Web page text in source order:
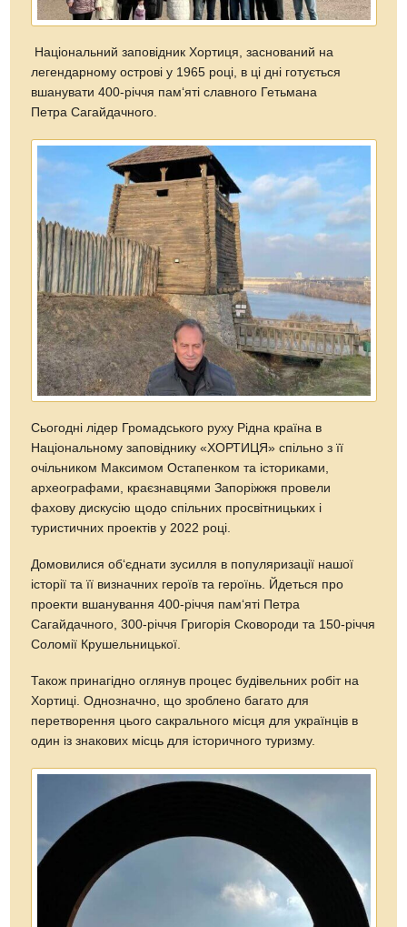
Національний заповідник Хортиця, заснований на
легендарному острові у 1965 році, в ці дні готується
вшанувати 400-річчя пам‘яті славного Гетьмана
Петра Сагайдачного.
Сьогодні лідер Громадського руху Рідна країна в
Національному заповіднику «ХОРТИЦЯ» спільно з її
очільником Максимом Остапенком та істориками,
археографами, краєзнавцями Запоріжжя провели
фахову дискусію щодо спільних просвітницьких і
туристичних проектів у 2022 році.
Домовилися об‘єднати зусилля в популяризації нашої
історії та її визначних героїв та героїнь. Йдеться про
проекти вшанування 400-річчя пам‘яті Петра
Сагайдачного, 300-річчя Григорія Сковороди та 150-річчя
Соломії Крушельницької.
Також принагідно оглянув процес будівельних робіт на
Хортиці. Однозначно, що зроблено багато для
перетворення цього сакрального місця для українців в
один із знакових місць для історичного туризму.